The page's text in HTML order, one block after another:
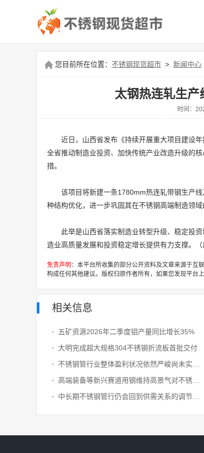
您目前所在位置： 不锈钢现货超市 > 新闻中心
太钢热连轧生产
时间：
近日，山西省发布《持续开展重大项目建设
全省推动制造业投资、加快传统产业改造升级的
措。
该项目将新建一条1780mm热连轧带钢生产
种结构优化，进一步巩固其在不锈钢高端制造领域
此举是山西省落实制造业转型升级、稳定投
造业高质量发展和投资稳定增长提供有力支撑。
免责声明 ：本平台所收集的部分公开资料及文章来源于互
构成任何其他建议。版权归原作者所有，如果您发现平台
相关信息
五矿资源2026年二季度钼产量同比增长35%
大明完成超大规格304不锈钢折流板首批交付